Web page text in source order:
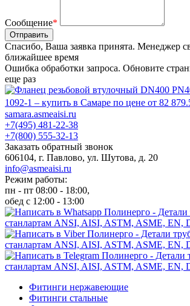
Сообщение*
Отправить
Спасибо, Ваша заявка принята. Менеджер
ближайшее время
Ошибка обработки запроса. Обновите
еще раз
+7(495) 481-22-38
+7(800) 555-32-13
Заказать обратный звонок
606104, г. Павлово, ул. Шутова, д. 20
info@asmeaisi.ru
Режим работы:
пн - пт 08:00 - 18:00,
обед с 12:00 - 13:00
Фитинги нержавеющие
Фитинги стальные